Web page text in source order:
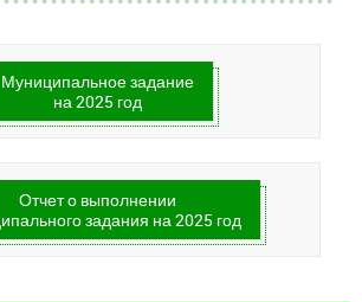
Муниципальное задание
на 2025 год
Отчет о выполнении
задания на 2025 год